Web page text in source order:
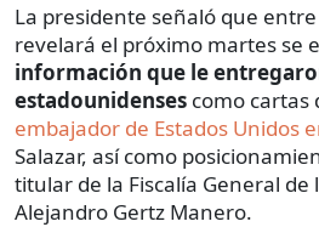
La presidente señaló que
revelará el próximo martes se
información que le
estadounidenses como cartas
embajador de Estados Unidos
Salazar, así como
titular de la Fiscalía General de
Alejandro Gertz Manero.